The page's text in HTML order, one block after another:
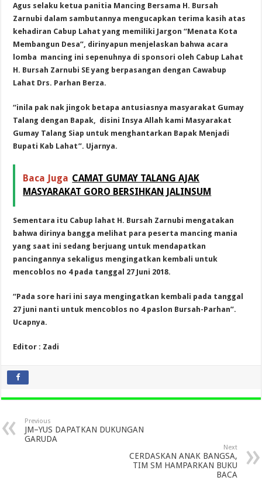
Agus selaku ketua panitia Mancing Bersama H. Bursah
Zarnubi dalam sambutannya mengucapkan terima kasih atas
kehadiran Cabup Lahat yang memiliki Jargon “Menata Kota
Membangun Desa”, dirinyapun menjelaskan bahwa acara
lomba mancing ini sepenuhnya di sponsori oleh Cabup Lahat
H. Bursah Zarnubi SE yang berpasangan dengan Cawabup
Lahat Drs. Parhan Berza.
“inila pak nak jingok betapa antusiasnya masyarakat Gumay
Talang dengan Bapak, disini Insya Allah kami Masyarakat
Gumay Talang Siap untuk menghantarkan Bapak Menjadi
Bupati Kab Lahat”. Ujarnya.
Baca Juga CAMAT GUMAY TALANG AJAK
MASYARAKAT GORO BERSIHKAN JALINSUM
Sementara itu Cabup lahat H. Bursah Zarnubi mengatakan
bahwa dirinya bangga melihat para peserta mancing mania
yang saat ini sedang berjuang untuk mendapatkan
pancingannya sekaligus mengingatkan kembali untuk
mencoblos no 4 pada tanggal 27 Juni 2018.
“Pada sore hari ini saya mengingatkan kembali pada tanggal
27 juni nanti untuk mencoblos no 4 paslon Bursah-Parhan”.
Ucapnya.
Editor : Zadi
Previous
JM–YUS DAPATKAN DUKUNGAN
GARUDA
Next
CERDASKAN ANAK BANGSA,
TIM SM HAMPARKAN BUKU
BACA